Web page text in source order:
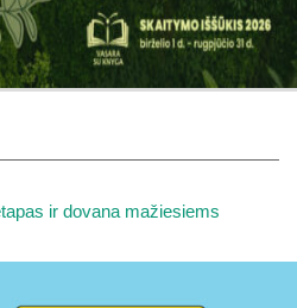
ir dovana mažiesiems